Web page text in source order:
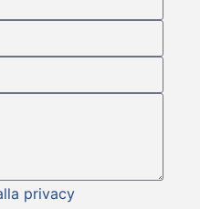
privacy